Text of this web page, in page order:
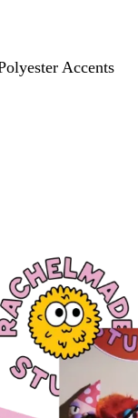
Accents